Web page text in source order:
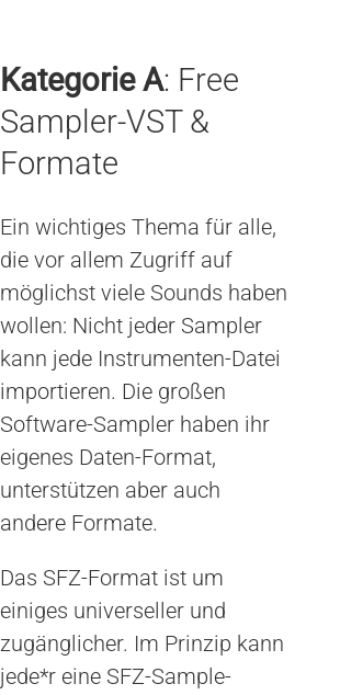
Kategorie A: Free
Sampler-VST &
Formate
Ein wichtiges Thema für alle,
die vor allem Zugriff auf
möglichst viele Sounds haben
wollen: Nicht jeder Sampler
kann jede Instrumenten-Datei
importieren. Die großen
Software-Sampler haben ihr
eigenes Daten-Format,
unterstützen aber auch
andere Formate.
Das SFZ-Format ist um
einiges universeller und
zugänglicher. Im Prinzip kann
jede*r eine SFZ-Sample-